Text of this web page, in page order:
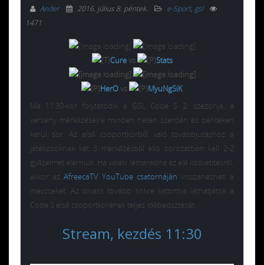
Ander 2016. július 8. péntek. e-Sport, gsl
1471
Curevs Stats
HerOvs
MyuNgSiK
Ma 11:30-kor folytatódik a GSL Code S 2. szezonja, a
verseny mérkőzéseire minden héten szerdán és pénteken
kerül sor. Az első csoportkörből való továbbjutáshoz a
játékosoknak két 3 mérkőzésből álló sorozatban kell 2-2
győzelmet elérniük. Ha valaki lemaradna az elő közvetítésről,
akkor az AfreecaTV YouTube csatornáján visszanézheti a
meccseket. Az olvass tovább linkre kattintva láthatjátok a
Code S első csoportkörének teljes időbeosztását.
Stream, kezdés 11:30